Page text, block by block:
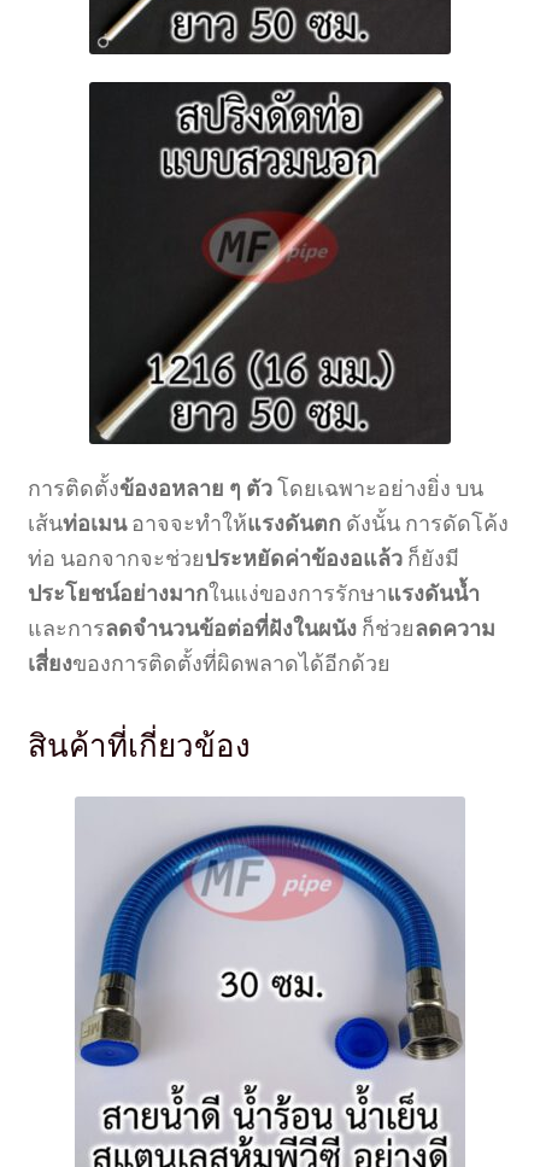
การติดตั้งข้องอหลาย ๆ ตัวโดยเฉพาะอย่างยิ่ง บน
เส้นท่อเมนอาจจะทำให้แรงดันตกดังนั้น การดัดโค้ง
ท่อ นอกจากจะช่วยประหยัดค่าข้องอแล้วก็ยังมี
ประโยชน์อย่างมากในแง่ของการรักษาแรงดันน้ำ
และการลดจำนวนข้อต่อที่ฝังในผนังก็ช่วยลดความ
เสี่ยงของการติดตั้งที่ผิดพลาดได้อีกด้วย
สินค้าที่เกี่ยวข้อง